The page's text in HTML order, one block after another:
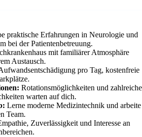
praktische Erfahrungen in Neurologie und
bei der Patientenbetreuung.
mit familiärer Atmosphäre
Austausch.
pro Tag, kostenfreie
Rotationsmöglichkeiten und zahlreiche
warten auf dich.
Lerne moderne Medizintechnik und arbeite
Team.
Zuverlässigkeit und Interesse an